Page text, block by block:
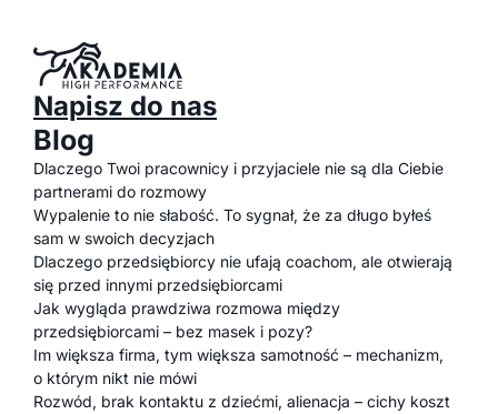
Napisz do nas
Blog
Dlaczego Twoi pracownicy i przyjaciele nie są dla Ciebie
partnerami do rozmowy
Wypalenie to nie słabość. To sygnał, że za długo byłeś
sam w swoich decyzjach
Dlaczego przedsiębiorcy nie ufają coachom, ale otwierają
się przed innymi przedsiębiorcami
Jak wygląda prawdziwa rozmowa między
przedsiębiorcami – bez masek i pozy?
Im większa firma, tym większa samotność – mechanizm,
o którym nikt nie mówi
Rozwód, brak kontaktu z dziećmi, alienacja – cichy koszt